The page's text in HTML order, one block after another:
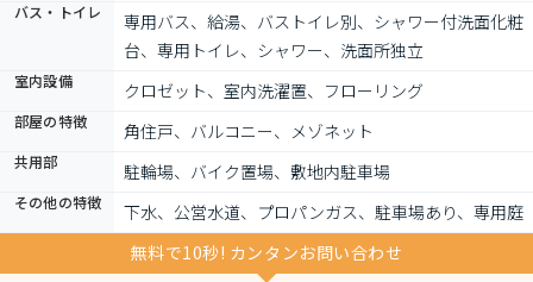
バス・トイレ
専用バス、給湯、バストイレ別、シャワー付洗面化粧
台、専用トイレ、シャワー、洗面所独立
室内設備 クロゼット、室内洗濯置、フローリング
部屋の特徴 角住戸、バルコニー、メゾネット
共用部 駐輪場、バイク置場、敷地内駐車場
その他の特徴
下水、公営水道、プロパンガス、駐車場あり、専用庭
無料で10秒! カンタンお問い合わせ